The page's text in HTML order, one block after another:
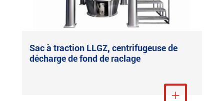
Sac à traction LLGZ, centrifugeuse de
décharge de fond de raclage
Voir plus
